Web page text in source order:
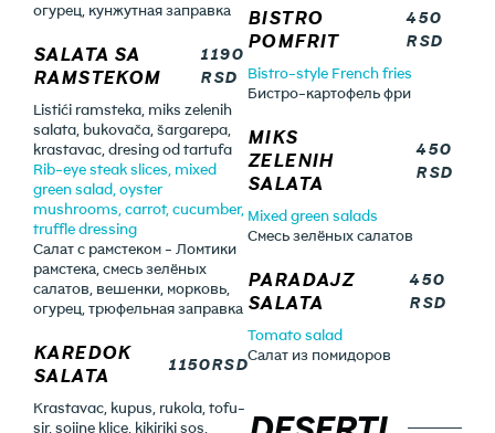
огурец, кунжутная заправка
SALATA SA
RAMSTEKOM
1190
RSD
Listići ramsteka, miks zelenih
salata, bukovača, šargarepa,
krastavac, dresing od tartufa
Rib-eye steak slices, mixed
green salad, oyster
mushrooms, carrot, cucumber,
truffle dressing
Салат с рамстеком - Ломтики
рамстека, смесь зелёных
салатов, вешенки, морковь,
огурец, трюфельная заправка
KAREDOK
SALATA
1150RSD
Krastavac, kupus, rukola, tofu-
sir, sojine klice, kikiriki sos,
BISTRO
POMFRIT
450
RSD
Bistro-style French fries
Бистро-картофель фри
MIKS
ZELENIH
SALATA
450
RSD
Mixed green salads
Смесь зелёных салатов
PARADAJZ
SALATA
450
RSD
Tomato salad
Салат из помидоров